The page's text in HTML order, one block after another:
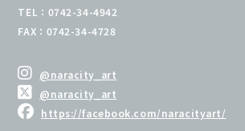
TEL：0742-34-4942
FAX：0742-34-4728
@naracity_art
@naracity_art
https://facebook.com/naracityart/